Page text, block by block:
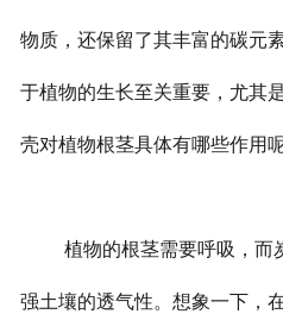
物质，还保留了其丰富的碳元
于植物的生长至关重要，尤其
壳对植物根茎具体有哪些作用
植物的根茎需要呼吸，而
强土壤的透气性。想象一下，